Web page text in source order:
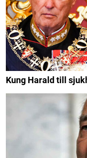
Kung Harald till